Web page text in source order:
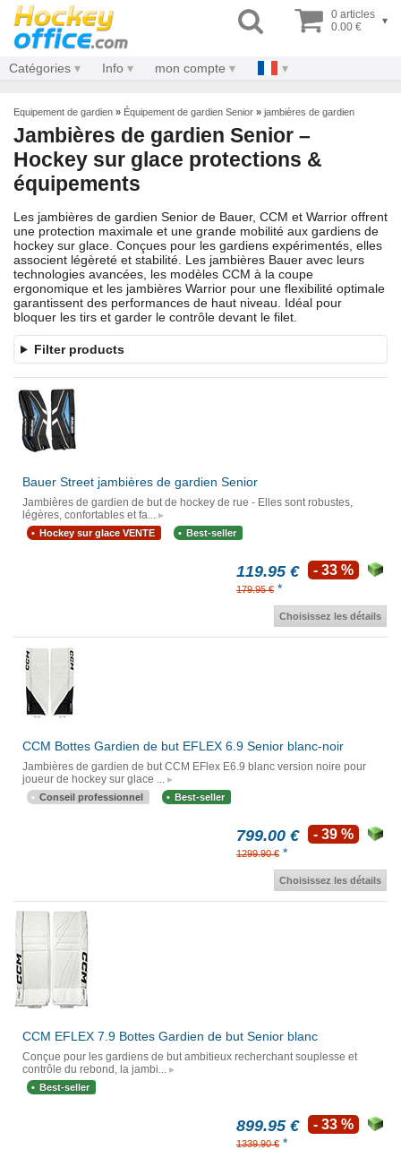
0 articles
0.00 €
▾
Catégories Info mon compte
Equipement de gardien » Équipement de gardien Senior » jambières de gardien
Jambières de gardien Senior –
Hockey sur glace protections &
équipements
Les jambières de gardien Senior de Bauer, CCM et Warrior offrent
une protection maximale et une grande mobilité aux gardiens de
hockey sur glace. Conçues pour les gardiens expérimentés, elles
associent légèreté et stabilité. Les jambières Bauer avec leurs
technologies avancées, les modèles CCM à la coupe
ergonomique et les jambières Warrior pour une flexibilité optimale
garantissent des performances de haut niveau. Idéal pour
bloquer les tirs et garder le contrôle devant le filet.
Filter products
Bauer Street jambières de gardien Senior
Jambières de gardien de but de hockey de rue - Elles sont robustes,
légères, confortables et fa...
Hockey sur glace VENTE Best-seller
119.95 €
179.95 € *
- 33 %
Choisissez les détails
CCM Bottes Gardien de but EFLEX 6.9 Senior blanc-noir
Jambières de gardien de but CCM EFlex E6.9 blanc version noire pour
joueur de hockey sur glace ...
Conseil professionnel Best-seller
799.00 €
1299.90 € *
- 39 %
Choisissez les détails
CCM EFLEX 7.9 Bottes Gardien de but Senior blanc
Conçue pour les gardiens de but ambitieux recherchant souplesse et
contrôle du rebond, la jambi...
Best-seller
899.95 €
1339.90 € *
- 33 %